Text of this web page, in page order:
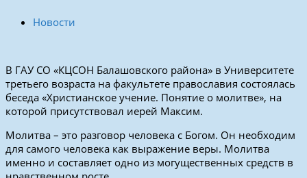
Новости
В ГАУ СО «КЦСОН Балашовского района» в Университете
третьего возраста на факультете православия состоялась
беседа «Христианское учение. Понятие о молитве», на
которой присутствовал иерей Максим.
Молитва – это разговор человека с Богом. Он необходим
для самого человека как выражение веры. Молитва
именно и составляет одно из могущественных средств в